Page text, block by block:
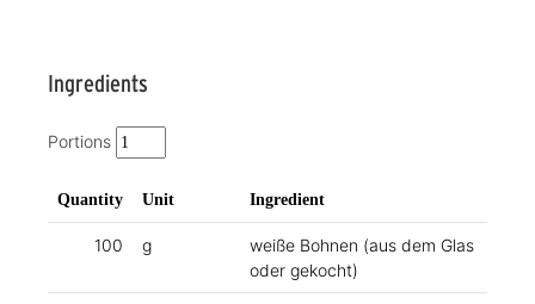
Ingredients
Portions
Quantity Unit Ingredient
100 g
weiße Bohnen (aus dem Glas
oder gekocht)